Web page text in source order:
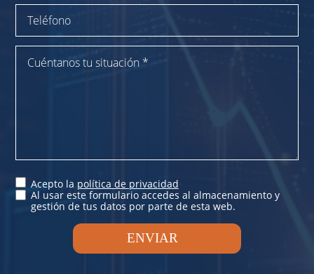
Acepto la política de privacidad
Al usar este formulario accedes al almacenamiento y
gestión de tus datos por parte de esta web.
ENVIAR